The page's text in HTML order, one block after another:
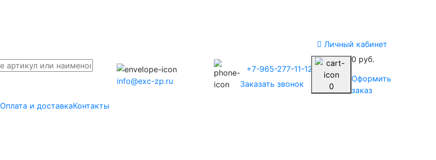
Личный кабинет
info@exc-zp.ru
+7-965-277-11-12
Заказать звонок
0
0 руб.
Оформить
заказ
Оплата и доставкаКонтакты